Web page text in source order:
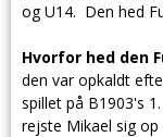
og U14. Den hed
Hvorfor hed den
den var opkaldt
spillet på B1903's
rejste Mikael sig